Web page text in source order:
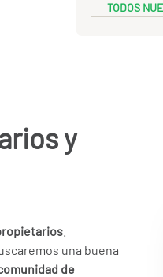
TODOS
y
una buena
de